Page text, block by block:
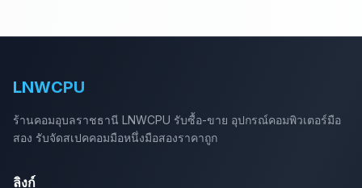
LNWCPU
ร้านคอมอุบลราชธานี LNWCPU รับซื้อ-ขาย อุปกรณ์คอมพิวเตอร์มือ
สอง รับจัดสเปคคอมมือหนึ่งมือสองราคาถูก
ลิงก์